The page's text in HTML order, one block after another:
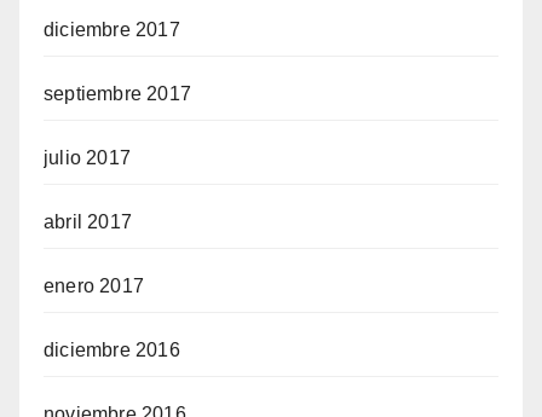
diciembre 2017
septiembre 2017
julio 2017
abril 2017
enero 2017
diciembre 2016